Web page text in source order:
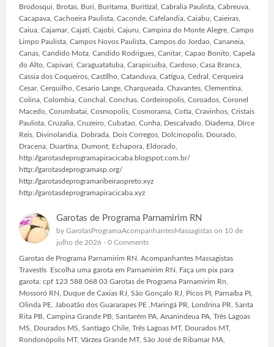
Brodosqui, Brotas, Buri, Buritama, Buritizal, Cabralia Paulista, Cabreuva,
Cacapava, Cachoeira Paulista, Caconde, Cafelandia, Caiabu, Caieiras,
Caiua, Cajamar, Cajati, Cajobi, Cajuru, Campina do Monte Alegre, Campo
Limpo Paulista, Campos Novos Paulista, Campos do Jordao, Cananeia,
Canas, Candido Mota, Candido Rodrigues, Canitar, Capao Bonito, Capela
do Alto, Capivari, Caraguatatuba, Carapicuiba, Cardoso, Casa Branca,
Cassia dos Coqueiros, Castilho, Catanduva, Catigua, Cedral, Cerqueira
Cesar, Cerquilho, Cesario Lange, Charqueada, Chavantes, Clementina,
Colina, Colombia, Conchal, Conchas, Cordeiropolis, Coroados, Coronel
Macedo, Corumbatai, Cosmopolis, Cosmorama, Cotia, Cravinhos, Cristais
Paulista, Cruzalia, Cruzeiro, Cubatao, Cunha, Descalvado, Diadema, Dirce
Reis, Divinolandia, Dobrada, Dois Corregos, Dolcinopolis, Dourado,
Dracena, Duartina, Dumont, Echapora, Eldorado,
http://garotasdeprogramapiracicaba.blogspot.com.br/
http://garotasdeprogramasp.org/
http://garotasdeprogramaribeiraopreto.xyz
http://garotasdeprogramapiracicaba.xyz
Garotas de Programa Parnamirim RN
by GarotasProgramaAcompanhantesMassagistason 10 de
julho de 2026 - 0 Comments
Garotas de Programa Parnamirim RN. Acompanhantes Massagistas
Travestis Escolha uma garota em Parnamirim RN. Faça um pix para
garota: cpf 123 588 068 03 Garotas de Programa Parnamirim Rn,
Mossoró RN, Duque de Caxias RJ, São Gonçalo RJ, Picos PI, Parnaíba PI,
Olinda PE, Jaboatão dos Guararapes PE ,Maringá PR, Londrina PR, Santa
Rita PB, Campina Grande PB, Santarém PA, Ananindeua PA, Três Lagoas
MS, Dourados MS, Santiago Chile, Três Lagoas MT, Dourados MT,
Rondonópolis MT, Várzea Grande MT, São José de Ribamar MA,